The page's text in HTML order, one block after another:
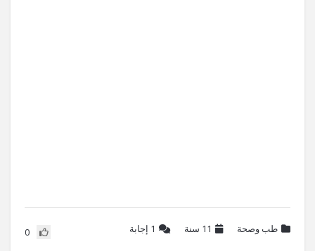
طب وصحة 11 سنة 1 إجابة 0